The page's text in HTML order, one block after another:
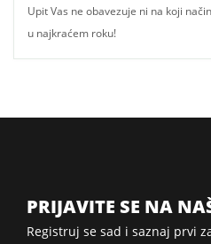
Upit Vas ne obavezuje ni na koji
u najkraćem roku!
PRIJAVITE SE NA
Registruj se sad i saznaj prvi